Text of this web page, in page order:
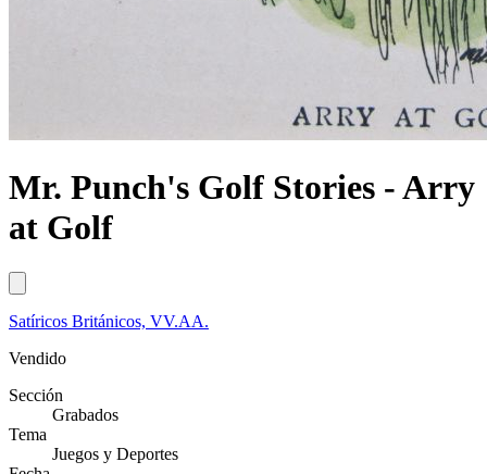
Mr. Punch's Golf Stories - Arry
at Golf
Satíricos Británicos, VV.AA.
Vendido
Sección
Grabados
Tema
Juegos y Deportes